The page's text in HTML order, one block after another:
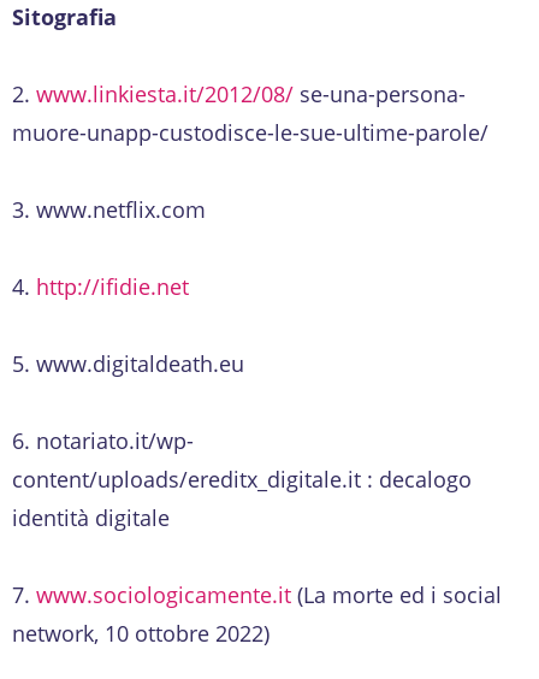
Sitografia
2. www.linkiesta.it/2012/08/ se-una-persona-
muore-unapp-custodisce-le-sue-ultime-parole/
3. www.netflix.com
4. http://ifidie.net
5. www.digitaldeath.eu
6. notariato.it/wp-
content/uploads/ereditx_digitale.it : decalogo
identità digitale
7. www.sociologicamente.it (La morte ed i social
network, 10 ottobre 2022)